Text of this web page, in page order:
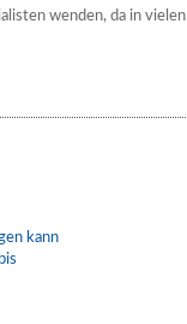
wenden, da in vielen
kann